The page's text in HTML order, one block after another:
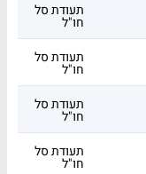
תעודת סל
חו"ל
תעודת סל
חו"ל
תעודת סל
חו"ל
תעודת סל
חו"ל